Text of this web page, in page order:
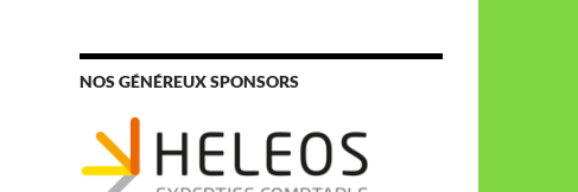
NOS GÉNÉREUX SPONSORS